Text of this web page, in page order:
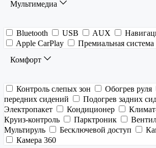
Мультимедиа
Bluetooth USB AUX
Apple CarPlay
Премиальная система
Комфорт
Контроль слепых зон Обогрев руля
передних сидений
Подогрев задних
Электропакет
Кондиционер
Круиз-контроль
Парктроник
Мультируль
Бесключевой доступ
Камера 360